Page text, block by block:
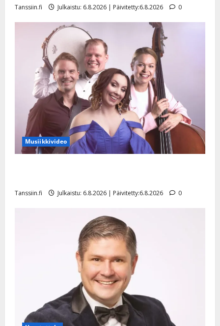
Tanssiin.fi Julkaistu: 6.8.2026 | Päivitetty:6.8.2026 0
Musiikkivideo
Tanssiin.fi Julkaistu: 6.8.2026 | Päivitetty:6.8.2026 0